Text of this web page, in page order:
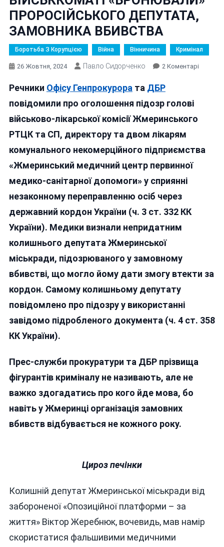
ПРОРОСІЙСЬКОГО ДЕПУТАТА,
ЗАМОВНИКА ВБИВСТВА
Боротьба З Корупцією Війна Вінничина Кримінал
26 Жовтня, 2024 Павло Сидорченко 2 КоментаріДо
Речники Офісу Генпрокурора та ДБР
повідомили про оголошення підозр голові
військово-лікарської комісії Жмеринського
РТЦК та СП, директору та двом лікарям
комунального некомерційного підприємства
«Жмеринський медичний центр первинної
медико-санітарної допомоги» у сприянні
незаконному переправленню осіб через
державний кордон України (ч. 3 ст. 332 КК
України). Медики визнали непридатним
колишнього депутата Жмеринської
міськради, підозрюваного у замовному
вбивстві, що могло йому дати змогу втекти за
кордон. Самому колишньому депутату
повідомлено про підозру у використанні
завідомо підробленого документа (ч. 4 ст. 358
КК України).
Прес-служби прокуратури та ДБР прізвища
фігурантів криміналу не називають, але не
важко здогадатись про кого йде мова, бо
навіть у Жмеринці організація замовних
вбивств відбувається не кожного року.
Цироз печінки
Колишній депутат Жмеринської міськради від
забороненої «Опозиційної платформи – за
життя» Віктор Жеребнюк, вочевидь, мав намір
скористатися фальшивими медичними